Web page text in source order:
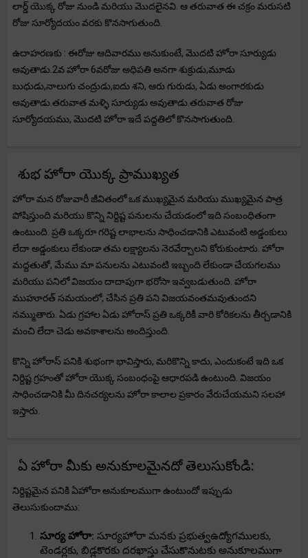
లార్డ్ యొక్క రోజు నుండి మరియు మొదలైనవి. ఆ తరువాత ఈ చక్రం మరుసటి
రోజు సూర్యోదయం వరకు కొనసాగుతుంది.
ఉదాహరణకు : ఈరోజు ఆదివారము అనుకుంటే, మొదటి హోరా సూర్యుడు
అవుతాడు.2వ హోరా 6వరోజు అధిపతి అనగా శుక్రుడు,మూడు
బుధుడు,నాలుగు చంద్రుడు,ఐదు శని, ఆరు గురుడు, ఏడు అంగారకుడు
అవుతాడు.తరువాత మళ్ళి సూర్యుడు అవుతాడు.తరువాత రోజు
సూర్యోదయము, మొదటి హోరా ఇదే పద్దతిలో కొనసాగుతుంది.
శుభ హోరా యొక్క ప్రాముఖ్యత
హోరా మన రోజువారీ జీవితంలో ఒక ముఖ్యమైన మరియు ముఖ్యమైన పాత్ర
పోషిస్తుంది మరియు కొన్ని నిర్దిష్ట పనులను చేయడంలో ఇది సంబంధితంగా
ఉంటుంది. ప్రతి ఒక్కరూ గరిష్ట లాభాలను సాధించడానికి ఎటువంటి అడ్డంకులు
లేదా అడ్డంకులు లేకుండా తమ లక్ష్యాలను నెరవేర్చాలని కోరుకుంటారు. హోరా
మద్దతుతో, మేము మా పనులను ఎటువంటి ఇబ్బంది లేకుండా చేయగలము
మరియు పనిలో విజయం దాదాపుగా భరోసా ఇవ్వబడుతుంది. హోరా
ముహూరత్ సమయంలో, చేసిన ప్రతి పని విజయవంతమవుతుందని
నమ్ముతారు. ఏడు గ్రహాల ఏడు హోరాస్ ప్రతి ఒక్కరికీ వారి కోరికలను తీర్చడానికి
మంచి లేదా చెడు అవకాశాలను అందిస్తుంది.
కొన్ని హోరాస్ పనికి శుభంగా భావిస్తారు, మరికొన్ని కాదు, ఎందుకంటే ఇది ఒక
నిర్దిష్ట గ్రహంతో హోరా యొక్క సంబంధంపై ఆధారపడి ఉంటుంది. విజయం
సాధించడానికి మీ దినచర్యలను హోరా కాలాల ప్రకారం వేరుచేయమని సలహా
ఇస్తారు.
ఏ హోరా మీకు అనుకూలమైనదో తెలుసుకోండి:
నిర్దిష్టమైన పనికి ఏహోరా అనుకూలముగా ఉంటుందో ఇప్పుడు
తెలుసుకుందాము:
సూర్య హోరా: సూర్యహోరా మనకు ప్రభుత్వఉద్యోగములకు,
టెండర్లకు, బిడ్లకొరకు దరఖాస్తు చేసుకొనుటకు అనుకూలముగా